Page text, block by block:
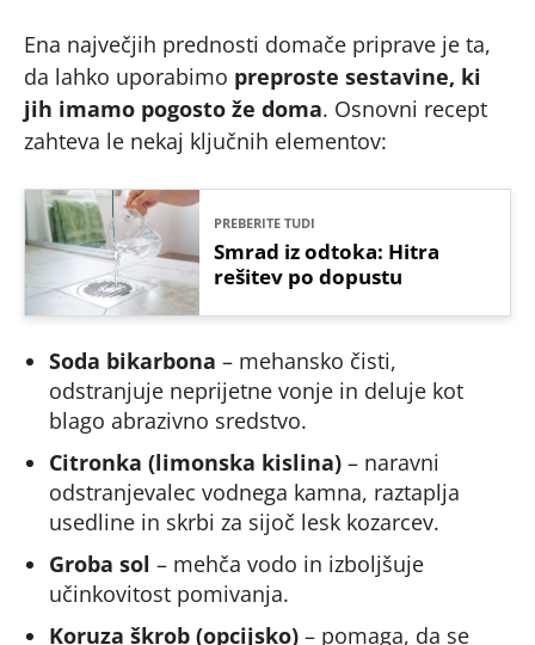
Ena največjih prednosti domače priprave je ta,
da lahko uporabimo preproste sestavine, ki
jih imamo pogosto že doma. Osnovni recept
zahteva le nekaj ključnih elementov:
PREBERITE TUDI
Smrad iz odtoka: Hitra
rešitev po dopustu
Soda bikarbona – mehansko čisti,
odstranjuje neprijetne vonje in deluje kot
blago abrazivno sredstvo.
Citronka (limonska kislina) – naravni
odstranjevalec vodnega kamna, raztaplja
usedline in skrbi za sijoč lesk kozarcev.
Groba sol – mehča vodo in izboljšuje
učinkovitost pomivanja.
Koruza škrob (opcijsko) – pomaga, da se